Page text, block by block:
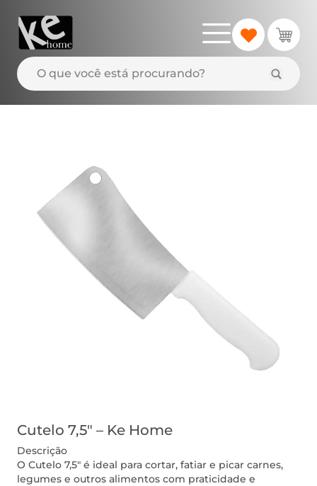
Cutelo 7,5″ – Ke Home
Descrição
O Cutelo 7,5″ é ideal para cortar, fatiar e picar carnes,
legumes e outros alimentos com praticidade e